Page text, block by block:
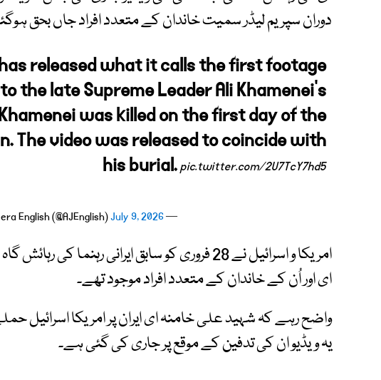
دوران سپریم لیڈر سمیت خاندان کے متعدد افراد جاں بحق
released what it calls the first footage
the late Supreme Leader Ali Khamenei’s
was killed on the first day of the
The video was released to coincide with
his burial.pic.twitter.com/2U7TcY7hd5
— Al Jazeera English (@AJEnglish)
July 9, 2026
امریکا و اسرائیل نے 28 فروری کو سابق ایرانی
ای اور اُن کے خاندان کے متعدد افراد موجود تھے۔
واضح رہے کہ شہید علی خامنہ ای ایران پر امریکا
یہ ویڈیو ان کی تدفین کے موقع پر جاری کی گئی ہے۔